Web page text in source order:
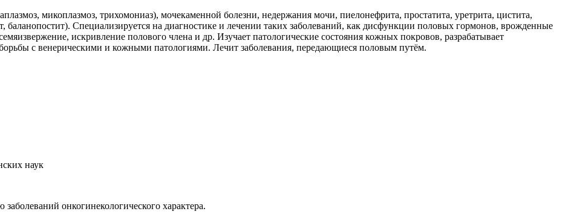
микоплазмоз, трихомониаз), мочекаменной болезни, недержания мочи, пиелонефрита, простатита, уретрита, цистита,
баланопостит). Специализируется на диагностике и лечении таких заболеваний, как дисфункции половых гормонов, врожденные
искривление полового члена и др. Изучает патологические состояния кожных покровов, разрабатывает
с венерическими и кожными патологиями. Лечит заболевания, передающиеся половым путём.
наук
онкогинекологического характера.